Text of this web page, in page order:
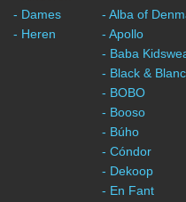
- Dames
- Heren
- Alba of
- Apollo
- Baba
- Black &
- BOBO
- Booso
- Búho
- Cóndor
- Dekoop
- En Fant